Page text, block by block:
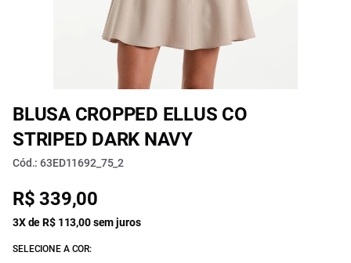
BLUSA CROPPED ELLUS CO
STRIPED DARK NAVY
Cód.: 63ED11692_75_2
R$ 339,00
3X de R$ 113,00 sem juros
SELECIONE A COR: